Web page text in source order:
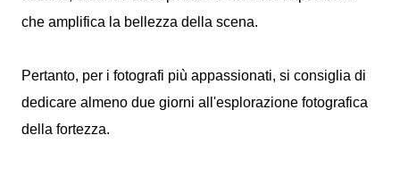
che amplifica la bellezza della scena.
Pertanto, per i fotografi più appassionati, si consiglia di
dedicare almeno due giorni all'esplorazione fotografica
della fortezza.